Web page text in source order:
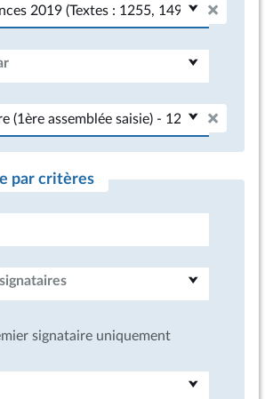
par critères
signataire uniquement